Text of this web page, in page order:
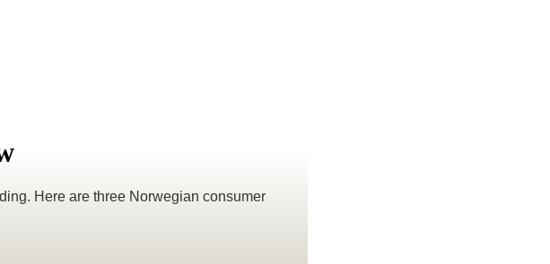
Here are three Norwegian consumer